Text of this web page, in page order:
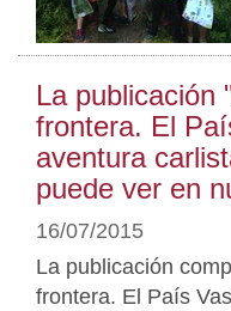
La publicación
frontera. El
aventura
puede ver en
16/07/2015
La publicación
frontera. El País